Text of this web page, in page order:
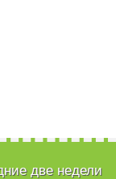
две недели